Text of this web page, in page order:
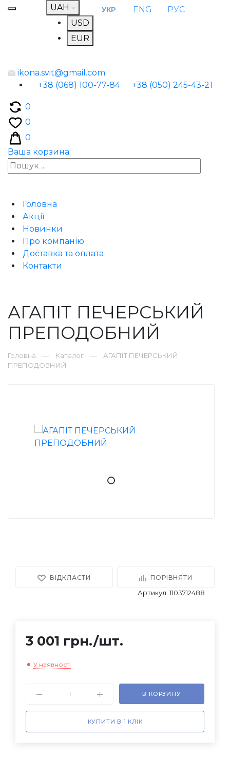
UAH
USD
EUR
УКР ENG РУС
ikona.svit@gmail.com
+38 (068) 100-77-84
+38 (050) 245-43-21
0
0
0
Ваша корзина:
Головна
Акції
Новинки
Про компанію
Доставка та оплата
Контакти
АГАПІТ ПЕЧЕРСЬКИЙ
ПРЕПОДОБНИЙ
Головна — Каталог —
АГАПІТ ПЕЧЕРСЬКИЙ
ПРЕПОДОБНИЙ
ВІДКЛАСТИ ПОРІВНЯТИ
Артикул: 1103712488
3 001 грн./шт.
У наявності
В КОРЗИНУ
КУПИТИ В 1 КЛІК